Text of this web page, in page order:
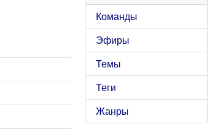
Команды
Эфиры
Темы
Теги
Жанры